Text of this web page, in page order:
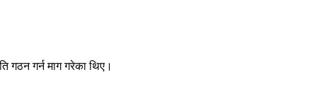
गठन गर्न माग गरेका थिए।